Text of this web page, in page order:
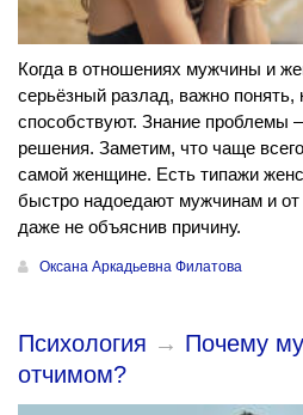
Когда в отношениях мужчины и
серьёзный разлад, важно понять,
способствуют. Знание проблемы
решения. Заметим, что чаще
самой женщине. Есть типажи
быстро надоедают мужчинам и от
даже не объяснив причину.
Оксана Аркадьевна Филатова
Психология → Почему
отчимом?